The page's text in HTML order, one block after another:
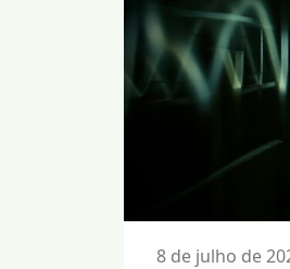
8 de julho de